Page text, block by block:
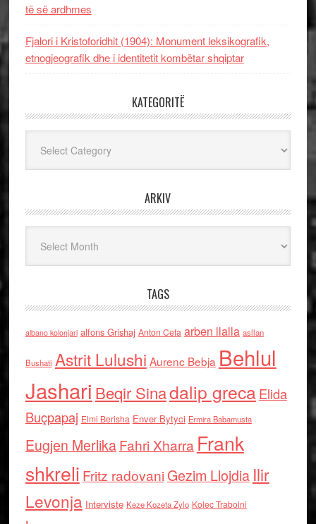
të së ardhmes
Fjalori i Kristoforidhit (1904): Monument leksikografik,
etnogjeografik dhe i identitetit kombëtar shqiptar
KATEGORITË
ARKIV
TAGS
albano kolonjari alfons Grishaj Anton Cefa arben llalla asllan
Bushati Astrit Lulushi Aurenc Bebja Behlul
Jashari Beqir Sinadalip grecaElida
Buçpapaj Elmi Berisha Enver Bytyci Ermira Babamusta
Eugjen MerlikaFahri Xharra Frank
shkreli Fritz radovaniGezim Llojdia Ilir
Levonja Interviste Keze Kozeta Zylo Kolec Traboini